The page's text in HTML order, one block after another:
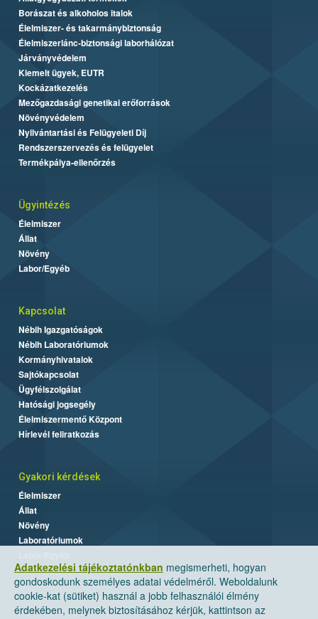
Adatkezelési tájékoztatónkban megismerheti, hogyan
gondoskodunk személyes adatai védelméről. Weboldalunk
cookie-kat (sütiket) használ a jobb felhasználói élmény
érdekében, melynek biztosításához kérjük, kattintson az
Borászat és alkoholos italok
Élelmiszer- és takarmánybiztonság
Élelmiszerlánc-biztonsági laborhálózat
Járványvédelem
Kiemelt ügyek, EUTR
Kockázatkezelés
Mezőgazdasági genetikai erőforrások
Növényvédelem
Nyilvántartási és Felügyeleti Díj
Rendszerszervezés és felügyelet
Termékpálya-ellenőrzés
Ügyintézés
Élelmiszer
Állat
Növény
Labor/Egyéb
Kapcsolat
Nébih Igazgatóságok
Nébih Laboratóriumok
Kormányhivatalok
Sajtókapcsolat
Ügyfélszolgálat
Hatósági jogsegély
Élelmiszermentő Központ
Hírlevél feliratkozás
Gyakori kérdések
Élelmiszer
Állat
Növény
Laboratóriumok